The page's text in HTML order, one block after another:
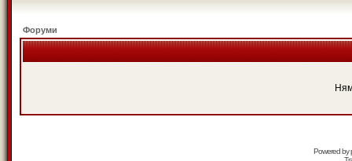
Форуми
Powered by